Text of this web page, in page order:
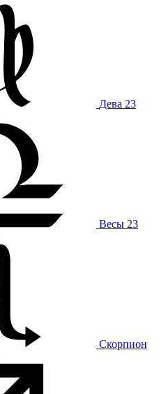
Дева 23
Весы 23
Скорпион